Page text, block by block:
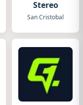
Stereo
San Cristobal